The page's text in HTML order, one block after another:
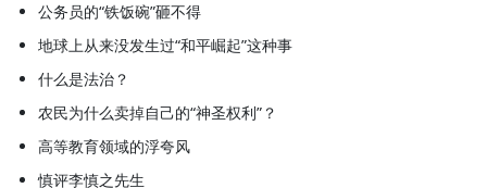
公务员的“铁饭碗”砸不得
地球上从来没发生过“和平崛起”这种事
什么是法治？
农民为什么卖掉自己的“神圣权利”？
高等教育领域的浮夸风
慎评李慎之先生